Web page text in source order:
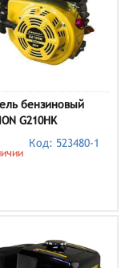
бензиновый
G210HK
Код: 523480-1